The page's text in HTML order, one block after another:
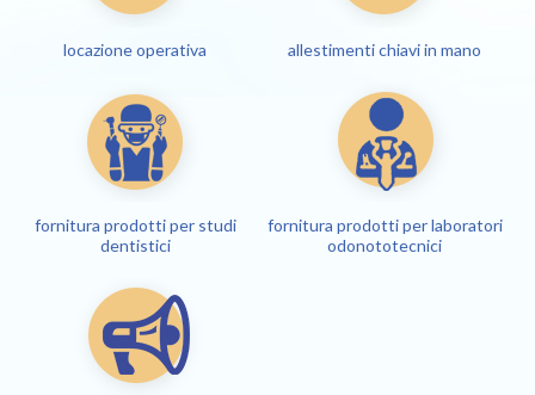
locazione operativa allestimenti chiavi in mano
fornitura prodotti per studi
dentistici
fornitura prodotti per laboratori
odonototecnici